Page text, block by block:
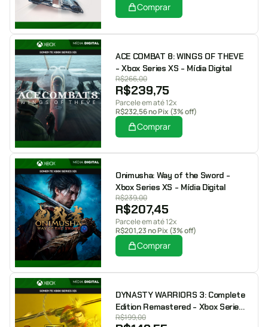
Comprar
ACE COMBAT 8: WINGS OF THEVE
- Xbox Series XS - Mídia Digital
R$266,00
R$239,75
Parcele em até 12x
R$232,56no Pix (3% off)
Comprar
Onimusha: Way of the Sword -
Xbox Series XS - Mídia Digital
R$239,00
R$207,45
Parcele em até 12x
R$201,23no Pix (3% off)
Comprar
DYNASTY WARRIORS 3: Complete
Edition Remastered - Xbox Series
XS - Mídia Digital
R$199,00